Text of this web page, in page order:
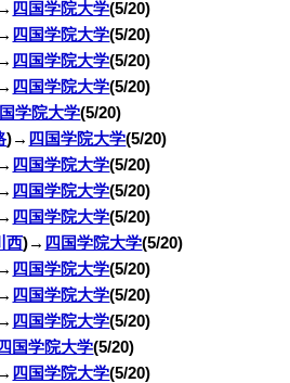
四国学院大学(5/20)
四国学院大学(5/20)
四国学院大学(5/20)
四国学院大学(5/20)
学院大学(5/20)
)→ 四国学院大学(5/20)
四国学院大学(5/20)
四国学院大学(5/20)
四国学院大学(5/20)
西)→ 四国学院大学(5/20)
四国学院大学(5/20)
四国学院大学(5/20)
四国学院大学(5/20)
四国学院大学(5/20)
四国学院大学(5/20)